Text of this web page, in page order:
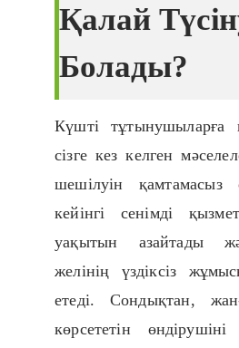
Қалай
Болады?
Күшті тұтынушыларға
сізге кез келген
шешілуін қамтамасыз
кейінгі сенімді
уақытын азайтады
желінің үздіксіз
етеді. Сондықтан,
көрсететін